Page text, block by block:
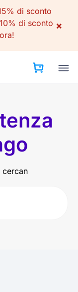
di sconto
di sconto ×
cercan